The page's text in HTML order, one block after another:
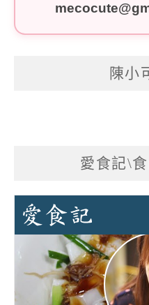
陳小
愛食記\